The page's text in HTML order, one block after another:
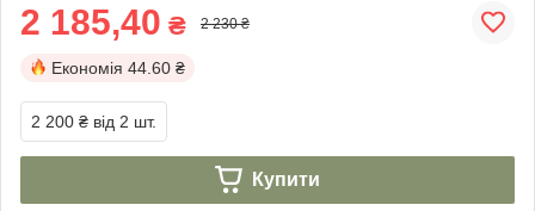
2 185,40 ₴ 2 230 ₴
Економія 44.60 ₴
2 200 ₴ від 2 шт.
Купити